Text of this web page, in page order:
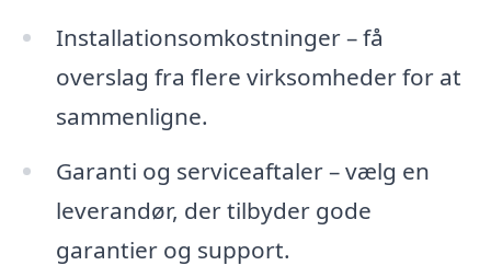
Installationsomkostninger – få
overslag fra flere virksomheder for at
sammenligne.
Garanti og serviceaftaler – vælg en
leverandør, der tilbyder gode
garantier og support.